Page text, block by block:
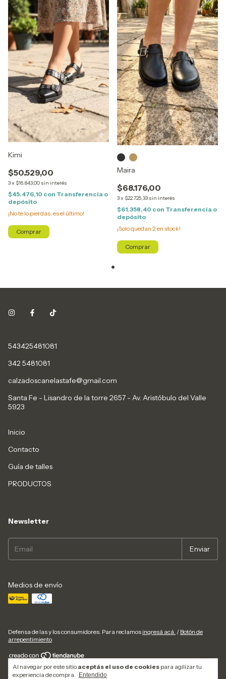
Al navegar por este sitio aceptás el uso de cookies para agilizar tu
experiencia de compra.
Entendido
Kimi
$50.529,00
3x $16.843,00 sin interés
$45.476,10 con Transferencia o
depósito
¡No te lo pierdas, es el último!
Comprar
Maira
$68.176,00
3x $22.725,33 sin interés
$61.358,40 con Transferencia o
depósito
¡Solo quedan 2en stock!
Comprar
543425481081
342 5481081
calzadoscanelastafe@gmail.com
Santa Fe - Lisandro de la torre 2657 - Av. Aristóbulo del Valle
5923
Inicio
Contacto
Guía de talles
PRODUCTOS
Newsletter
Medios de envío
Defensa de las y los consumidores. Para reclamos ingresá acá. / Botón de
arrepentimiento
Copyright canelacalzadosok - 2026. Todos los derechos reservados.